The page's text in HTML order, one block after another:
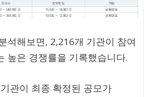
석해보면, 2,216개 기관이 참여
높은 경쟁률을 기록했습니다.
관이 최종 확정된 공모가